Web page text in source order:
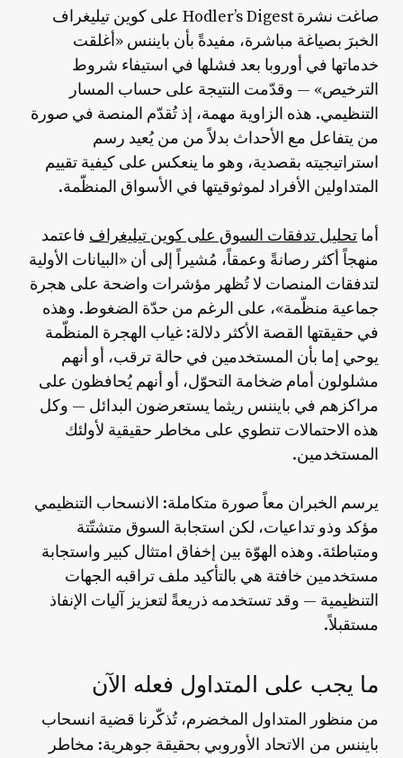
صاغت نشرة Hodler’s Digest على كوين تيليغراف
الخبرَ بصياغة مباشرة، مفيدةً بأن بايننس «أغلقت
خدماتها في أوروبا بعد فشلها في استيفاء شروط
الترخيص» — وقدّمت النتيجة على حساب المسار
التنظيمي. هذه الزاوية مهمة، إذ تُقدّم المنصة في صورة
من يتفاعل مع الأحداث بدلاً من من يُعيد رسم
استراتيجيته بقصدية، وهو ما ينعكس على كيفية تقييم
المتداولين الأفراد لموثوقيتها في الأسواق المنظّمة.
أما تحليل تدفقات السوق على كوين تيليغراف فاعتمد
منهجاً أكثر رصانةً وعمقاً، مُشيراً إلى أن «البيانات الأولية
لتدفقات المنصات لا تُظهر مؤشرات واضحة على هجرة
جماعية منظّمة»، على الرغم من حدّة الضغوط. وهذه
في حقيقتها القصة الأكثر دلالة: غياب الهجرة المنظّمة
يوحي إما بأن المستخدمين في حالة ترقب، أو أنهم
مشلولون أمام ضخامة التحوّل، أو أنهم يُحافظون على
مراكزهم في بايننس ريثما يستعرضون البدائل — وكل
هذه الاحتمالات تنطوي على مخاطر حقيقية لأولئك
المستخدمين.
يرسم الخبران معاً صورة متكاملة: الانسحاب التنظيمي
مؤكد وذو تداعيات، لكن استجابة السوق متشتّتة
ومتباطئة. وهذه الهوّة بين إخفاق امتثال كبير واستجابة
مستخدمين خافتة هي بالتأكيد ملف تراقبه الجهات
التنظيمية — وقد تستخدمه ذريعةً لتعزيز آليات الإنفاذ
مستقبلاً.
ما يجب على المتداول فعله الآن
من منظور المتداول المخضرم، تُذكّرنا قضية انسحاب
بايننس من الاتحاد الأوروبي بحقيقة جوهرية: مخاطر